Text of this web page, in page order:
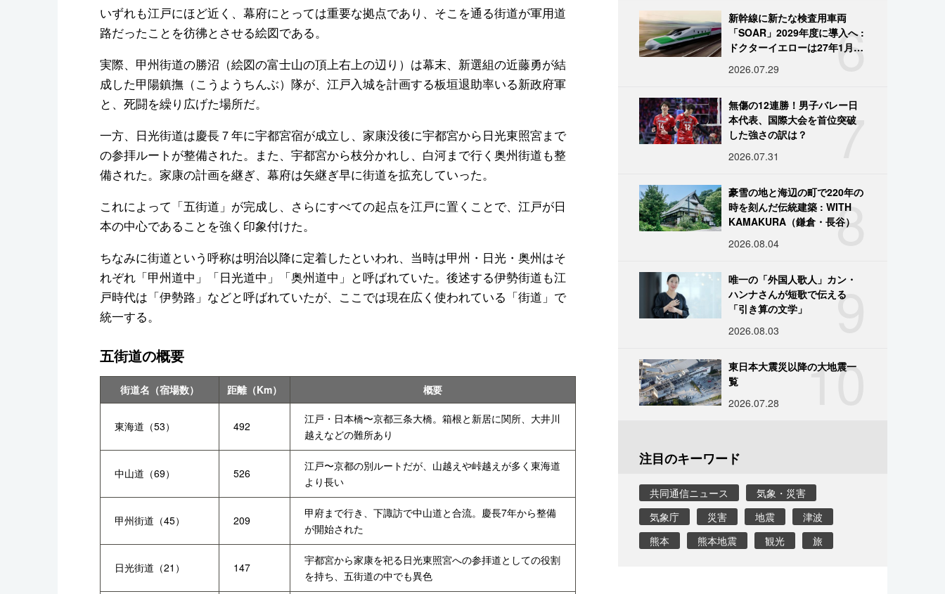
いずれも江戸にほど近く、幕府にとっては重要な拠点であり、そこを通る街道が軍用道
路だったことを彷彿とさせる絵図である。
実際、甲州街道の勝沼（絵図の富士山の頂上右上の辺り）は幕末、新選組の近藤勇が結
成した甲陽鎮撫（こうようちんぶ）隊が、江戸入城を計画する板垣退助率いる新政府軍
と、死闘を繰り広げた場所だ。
一方、日光街道は慶長７年に宇都宮宿が成立し、家康没後に宇都宮から日光東照宮まで
の参拝ルートが整備された。また、宇都宮から枝分かれし、白河まで行く奥州街道も整
備された。家康の計画を継ぎ、幕府は矢継ぎ早に街道を拡充していった。
これによって「五街道」が完成し、さらにすべての起点を江戸に置くことで、江戸が日
本の中心であることを強く印象付けた。
ちなみに街道という呼称は明治以降に定着したといわれ、当時は甲州・日光・奥州はそ
れぞれ「甲州道中」「日光道中」「奥州道中」と呼ばれていた。後述する伊勢街道も江
戸時代は「伊勢路」などと呼ばれていたが、ここでは現在広く使われている「街道」で
統一する。
五街道の概要
街道名（宿場数） 距離（Km） 概要
東海道（53） 492
江戸・日本橋〜京都三条大橋。箱根と新居に関所、大井川
越えなどの難所あり
中山道（69） 526
江戸〜京都の別ルートだが、山越えや峠越えが多く東海道
より長い
甲州街道（45） 209
甲府まで行き、下諏訪で中山道と合流。慶長7年から整備
が開始された
日光街道（21） 147
宇都宮から家康を祀る日光東照宮への参拝道としての役割
を持ち、五街道の中でも異色
6
新幹線に新たな検査用車両
「SOAR」2029年度に導入へ :
ドクターイエローは27年1月に
2026.07.29
7
無傷の12連勝！男子バレー日
本代表、国際大会を首位突破
した強さの訳は？
2026.07.31
8
豪雪の地と海辺の町で220年の
時を刻んだ伝統建築 : WITH
KAMAKURA（鎌倉・長谷）
2026.08.04
9
唯一の「外国人歌人」カン・
ハンナさんが短歌で伝える
「引き算の文学」
2026.08.03
10
東日本大震災以降の大地震一
覧
2026.07.28
注目のキーワード
共同通信ニュース
気象・災害
気象庁
災害 地震
津波
熊本
熊本地震 観光 旅